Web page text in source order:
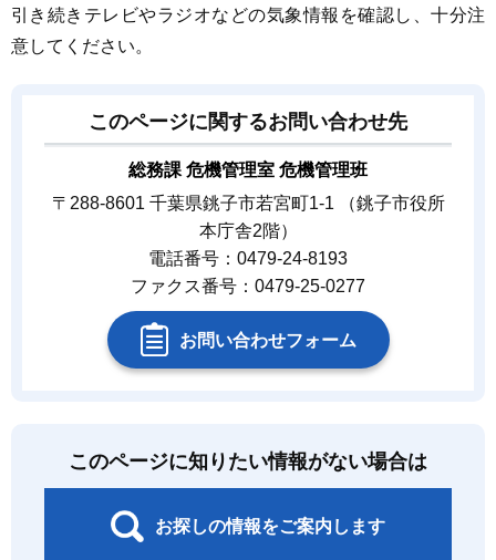
引き続きテレビやラジオなどの気象情報を確認し、十分注
意してください。
このページに関するお問い合わせ先
総務課 危機管理室 危機管理班
〒288-8601 千葉県銚子市若宮町1-1 （銚子市役所
本庁舎2階）
電話番号：0479-24-8193
ファクス番号：0479-25-0277
お問い合わせフォーム
このページに知りたい情報がない場合は
お探しの情報をご案内します